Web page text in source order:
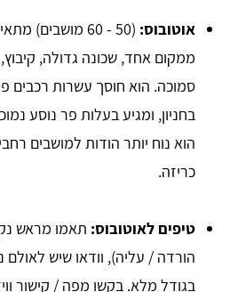
אוטובוס:
(50 - 60
ממקום אחד, שכונה גדולה, קיבוץ,
סמוכה. הוא חוסך עשרות רכבים
בחניון, ומגיע בעלות פר נוסע
הוא נוח יותר הודות למושבים
כריזה.
טיפים לאוטובוס: תאמו מראש
הורדה / עליה), וודאו שיש לאולם
בגודל מלא. בקשו מפה / קישור